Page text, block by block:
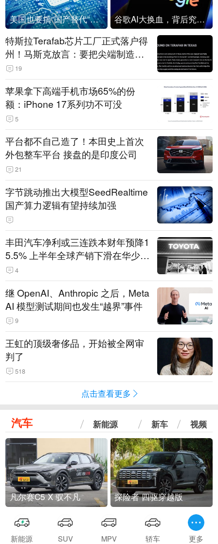
美国也要搞“国产替代”？先算清三笔账 谷歌AI大换血，背后究竟发生了什么？
特斯拉Terafab芯片工厂正式落户得
州！马斯克放言：要把尖端制造带
回美国
19
苹果拿下高端手机市场65%的份
额：iPhone 17系列功不可没
5
平台都不自己造了！本田史上首次
外包整车平台 接盘的是印度公司
21
字节跳动推出大模型SeedRealtime
国产算力逻辑有望持续加强
丰田汽车净利或三连跌本财年预降1
5.5% 上半年全球产销下滑在华少卖
14.3万辆
4
继 OpenAI、Anthropic 之后，Meta
AI 模型测试期间也发生“越界”事件
9
王虹的顶级奢侈品，开始被全网审
判了
518
点击查看更多
汽车 新能源 新车 视频
凡尔赛C5 X 驭不凡 探险者 四驱穿越版
新能源 SUV MPV 轿车 更多